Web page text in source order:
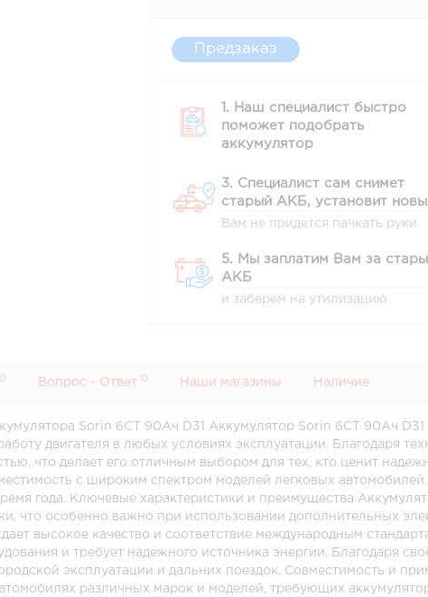
Предзаказ
1. Наш специалист быстро
поможет подобрать
аккумулятор
3. Специалист сам снимет
старый АКБ, установит
Вам не придется пачкать руки
5. Мы заплатим Вам за
АКБ
и заберем на утилизацию
0 Вопрос - Ответ 0 Наши магазины Наличие
Sorin 6СТ 90Ач D31 Аккумулятор Sorin 6СТ 90Ач
двигателя в любых условиях эксплуатации. Благодаря
что делает его отличным выбором для тех, кто ценит
с широким спектром моделей легковых
года. Ключевые характеристики и преимущества
что особенно важно при использовании дополнительных
высокое качество и соответствие международным
и требует надежного источника энергии. Благодаря
эксплуатации и дальних поездок. Совместимость и
различных марок и моделей, требующих